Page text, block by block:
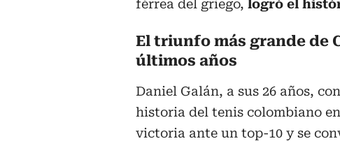
férrea del griego, logró el
El triunfo más grande de
últimos años
Daniel Galán, a sus 26 años,
historia del tenis colombiano
victoria ante un top-10 y se